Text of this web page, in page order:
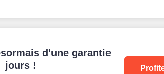
d'une garantie
jours !